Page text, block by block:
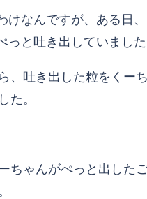
けなんですが、ある日
と吐き出していました
、吐き出した粒をくー
た。
ちゃんがぺっと出した